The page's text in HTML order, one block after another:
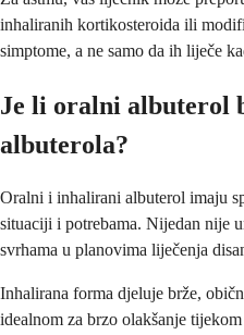
inhaliranih kortikosteroida ili
simptome, a ne samo da ih liječe
Je li oralni albuterol
albuterola?
Oralni i inhalirani albuterol imaju
situaciji i potrebama. Nijedan nije
svrhama u planovima liječenja
Inhalirana forma djeluje brže,
idealnom za brzo olakšanje